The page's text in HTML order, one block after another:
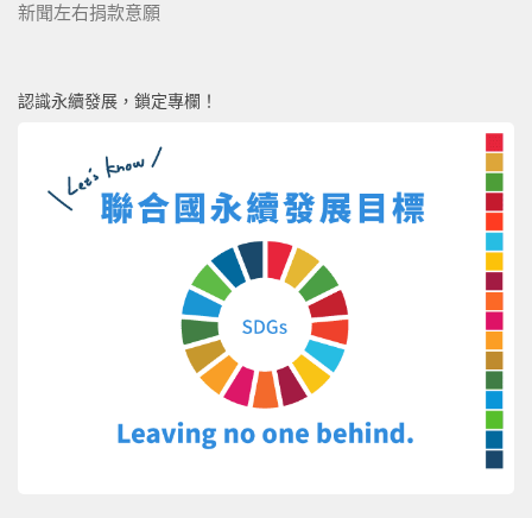
新聞左右捐款意願
認識永續發展，鎖定專欄！